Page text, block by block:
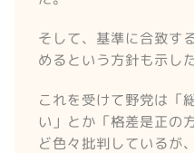
そして、基準に合致す
めるという方針も示した
これを受けて野党は「
い」とか「格差是正の
ど色々批判しているが